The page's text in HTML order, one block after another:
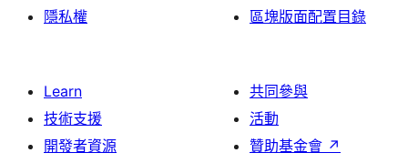
隱私權
區塊版面配置目錄
Learn
技術支援
開發者資源
共同參與
活動
贊助基金會 ↗